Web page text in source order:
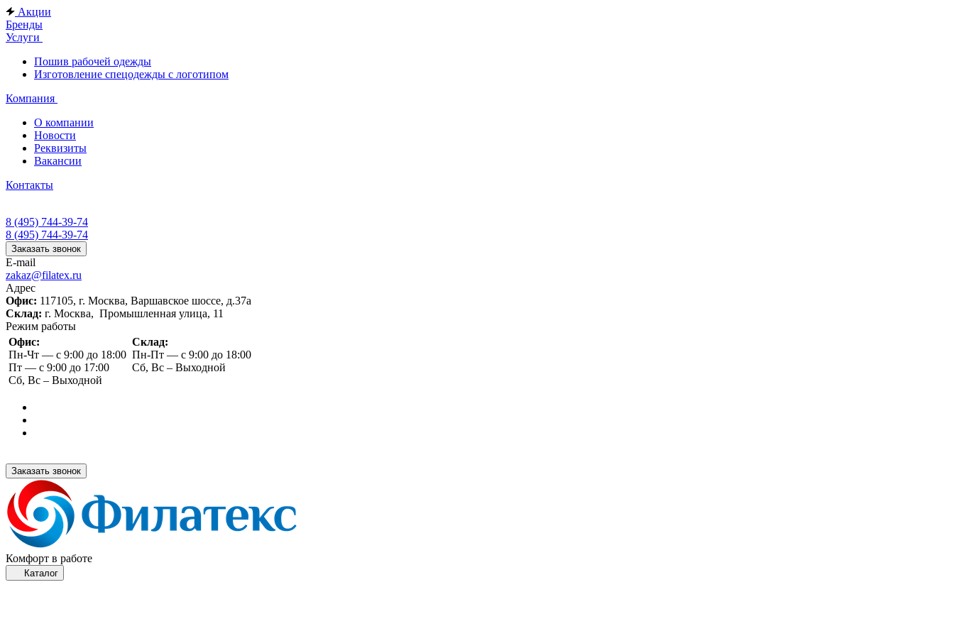
Акции
Бренды
Услуги
Пошив рабочей одежды
Изготовление спецодежды с логотипом
Компания
О компании
Новости
Реквизиты
Вакансии
Контакты
8 (495) 744-39-74
8 (495) 744-39-74
Заказать звонок
E-mail
zakaz@filatex.ru
Адрес
Офис: 117105, г. Москва, Варшавское шоссе, д.37а
Склад: г. Москва, Промышленная улица, 11
Режим работы
Офис:
Пн-Чт — с 9:00 до 18:00
Пт — с 9:00 до 17:00
Сб, Вс – Выходной
Склад:
Пн-Пт — с 9:00 до 18:00
Сб, Вс – Выходной
Заказать звонок
Комфорт в работе
Каталог